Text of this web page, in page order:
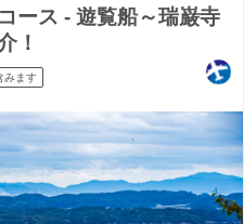
ース - 遊覧船～瑞巌寺
！
みます